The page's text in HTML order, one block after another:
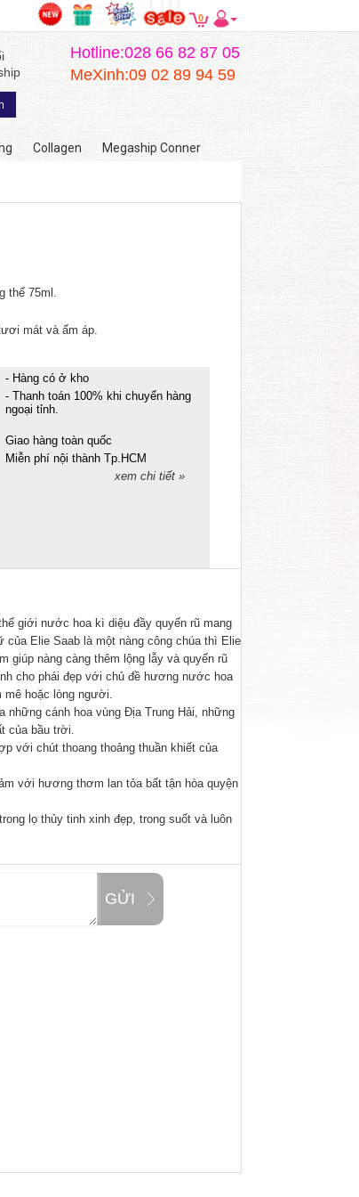
0
Hotline:028 66 82 87 05
MeXinh:09 02 89 94 59
Collagen Megaship Conner
thể 75ml.
mát và ấm áp.
- Hàng có ở kho
- Thanh toán 100% khi chuyển hàng
ngoại tỉnh.
Giao hàng toàn quốc
Miễn phí nội thành Tp.HCM
xem chi tiết »
giới nước hoa kì diệu đầy quyến rũ mang
Elie Saab là một nàng công chúa thì Elie
giúp nàng càng thêm lộng lẫy và quyến rũ
cho phái đẹp với chủ đề hương nước hoa
mê hoặc lòng người.
cánh hoa vùng Địa Trung Hải, những
của bầu trời.
với chút thoang thoảng thuần khiết của
với hương thơm lan tỏa bất tận hòa quyện
lọ thủy tinh xinh đẹp, trong suốt và luôn
GỬI